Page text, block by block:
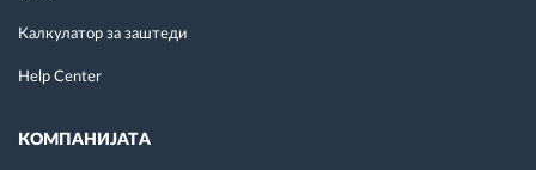
Калкулатор за заштеди
Help Center
КОМПАНИЈАТА